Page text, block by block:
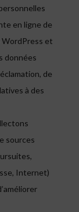
en ligne de
WordPress et
données
de
à des
sources
Internet)